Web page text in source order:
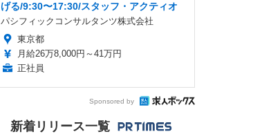
げる/9:30〜17:30/スタッフ・アクティオ
パシフィックコンサルタンツ株式会社
東京都
月給26万8,000円～41万円
正社員
Sponsored by
新着リリース一覧